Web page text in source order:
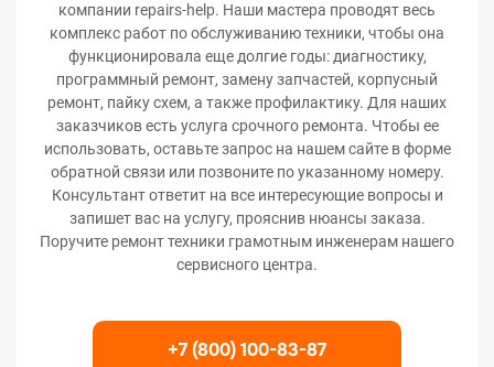
компании repairs-help. Наши мастера проводят весь
комплекс работ по обслуживанию техники, чтобы она
функционировала еще долгие годы: диагностику,
программный ремонт, замену запчастей, корпусный
ремонт, пайку схем, а также профилактику. Для наших
заказчиков есть услуга срочного ремонта. Чтобы ее
использовать, оставьте запрос на нашем сайте в форме
обратной связи или позвоните по указанному номеру.
Консультант ответит на все интересующие вопросы и
запишет вас на услугу, прояснив нюансы заказа.
Поручите ремонт техники грамотным инженерам нашего
сервисного центра.
+7 (800) 100-83-87